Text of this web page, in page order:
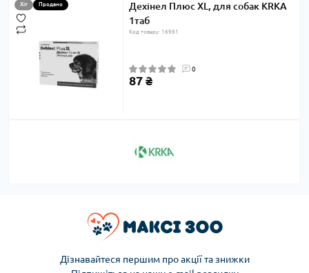
Хіт Продано
Дехінел Плюс XL, для собак KRKA
1таб
Код товару: 16961
0
87 ₴
Дізнавайтеся першим про акції та знижки